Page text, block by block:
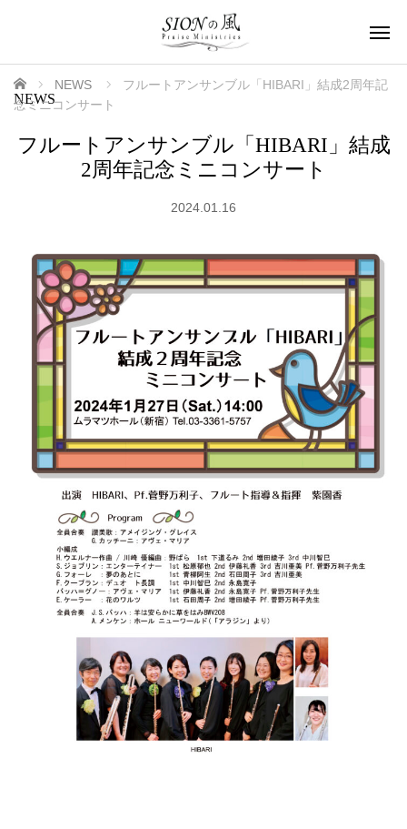
NEWS
ホーム NEWS
フルートアンサンブル「HIBARI」結成2周年記
念ミニコンサート
フルートアンサンブル「HIBARI」結成
2周年記念ミニコンサート
2024.01.16